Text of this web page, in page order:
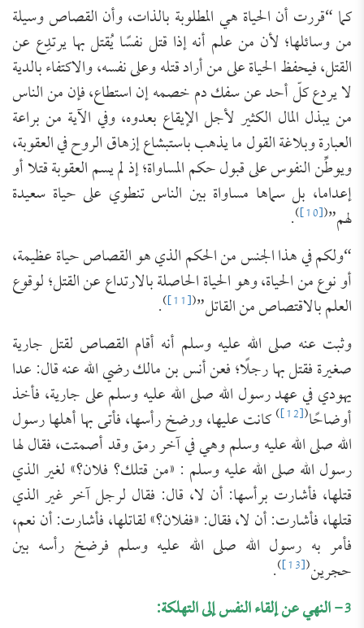
كما “قررت أن الحياة هي المطلوبة بالذات، وأن القصاص وسيلة
من وسائلها؛ لأن من علم أنه إذا قتل نفسًا يُقتل بها يرتدِع عن
القتل، فيحفظ الحياة على من أراد قتله وعلى نفسه، والاكتفاء بالدية
لا يردع كلّ أحد عن سفك دم خصمه إن استطاع، فإن من الناس
من يبذل المال الكثير لأجل الإيقاع بعدوه، وفي الآية من براعة
العبارة وبلاغة القول ما يذهب باستبشاع إزهاق الروح في العقوبة،
ويوطِّن النفوس على قبول حكم المساواة؛ إذ لم يسم العقوبة قتلا أو
إعداما، بل سماها مساواة بين الناس تنطوي على حياة سعيدة
لهم”(
[10]
)
.
“ولكم في هذا الجنس من الحكم الذي هو القصاص حياة عظيمة،
أو نوع من الحياة، وهو الحياة الحاصلة بالارتداع عن القتل؛ لوقوع
العلم بالاقتصاص من القاتل”(
[11]
)
.
وثبت عنه صلى الله عليه وسلم أنه أقام القصاص لقتل جارية
صغيرة فقتل بها رجلًا؛ فعن أنس بن مالك رضي الله عنه قال: عدا
يهودي في عهد رسول الله صلى الله عليه وسلم على جارية، فأخذ
أوضاحًا(
[12]
)كانت عليها، ورضخ رأسها، فأتى بها أهلها رسول
الله صلى الله عليه وسلم وهي في آخر رمق وقد أصمتت، فقال لها
رسول الله صلى الله عليه وسلم : «من قتلك؟ فلان؟» لغير الذي
قتلها، فأشارت برأسها: أن لا، قال: فقال لرجل آخر غير الذي
قتلها، فأشارت: أن لا، فقال: «ففلان؟» لقاتلها، فأشارت: أن نعم،
فأمر به رسول الله صلى الله عليه وسلم فرضخ رأسه بين
حجرين(
[13]
)
.
3- النهي عن إلقاء النفس إلى التهلكة: